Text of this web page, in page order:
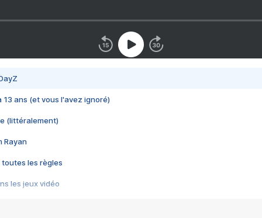
13 ans (et vous l'avez ignoré)
(littéralement)
Rayan
toutes les règles
les jeux vidéo